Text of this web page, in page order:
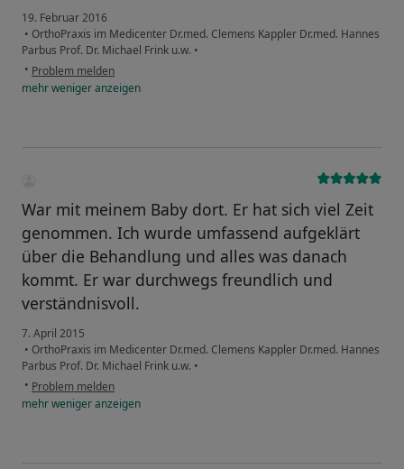
19. Februar 2016
• OrthoPraxis im Medicenter Dr.med. Clemens Kappler Dr.med. Hannes
Parbus Prof. Dr. Michael Frink u.w. •
• Problem melden
mehrwenigeranzeigen
War mit meinem Baby dort. Er hat sich viel Zeit
genommen. Ich wurde umfassend aufgeklärt
über die Behandlung und alles was danach
kommt. Er war durchwegs freundlich und
verständnisvoll.
7. April 2015
• OrthoPraxis im Medicenter Dr.med. Clemens Kappler Dr.med. Hannes
Parbus Prof. Dr. Michael Frink u.w. •
• Problem melden
mehrwenigeranzeigen